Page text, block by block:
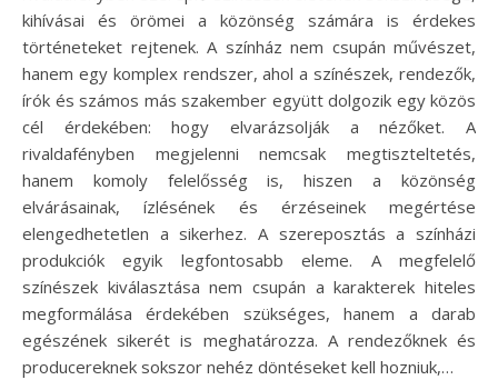
kihívásai és örömei a közönség számára is érdekes
történeteket rejtenek. A színház nem csupán művészet,
hanem egy komplex rendszer, ahol a színészek, rendezők,
írók és számos más szakember együtt dolgozik egy közös
cél érdekében: hogy elvarázsolják a nézőket. A
rivaldafényben megjelenni nemcsak megtiszteltetés,
hanem komoly felelősség is, hiszen a közönség
elvárásainak, ízlésének és érzéseinek megértése
elengedhetetlen a sikerhez. A szereposztás a színházi
produkciók egyik legfontosabb eleme. A megfelelő
színészek kiválasztása nem csupán a karakterek hiteles
megformálása érdekében szükséges, hanem a darab
egészének sikerét is meghatározza. A rendezőknek és
producereknek sokszor nehéz döntéseket kell hozniuk,…